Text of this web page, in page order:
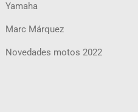
Yamaha
Marc Márquez
Novedades motos 2022